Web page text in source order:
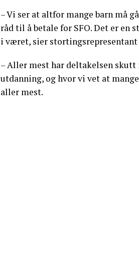
– Vi ser at altfor mange barn må
råd til å betale for SFO. Det er en
i været, sier
– Aller mest har deltakelsen
utdanning, og hvor vi vet at
aller mest.